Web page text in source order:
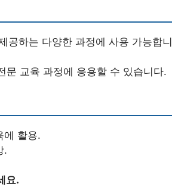
공하는 다양한 과정에 사용 가능합니
문 교육 과정에 응용할 수 있습니다.
에 활용.
.
요.